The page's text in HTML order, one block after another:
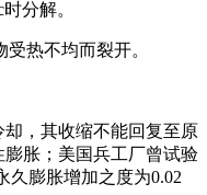
分解。
受热不均而裂开。
，其收缩不能回复至原
胀；美国兵工厂曾试验
久膨胀增加之度为0.02